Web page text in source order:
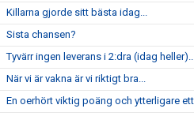
Killarna gjorde sitt bästa idag...
Sista chansen?
Tyvärr ingen leverans i 2:dra (idag heller)..
När vi är vakna är vi riktigt bra...
En oerhört viktig poäng och ytterligare